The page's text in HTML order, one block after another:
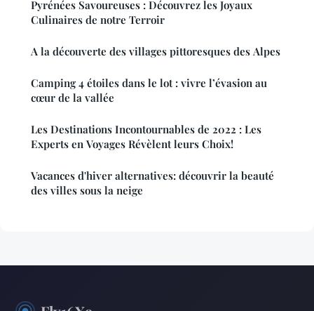
Pyrénées Savoureuses : Découvrez les Joyaux
Culinaires de notre Terroir
A la découverte des villages pittoresques des Alpes
Camping 4 étoiles dans le lot : vivre l’évasion au
cœur de la vallée
Les Destinations Incontournables de 2022 : Les
Experts en Voyages Révèlent leurs Choix!
Vacances d'hiver alternatives: découvrir la beauté
des villes sous la neige